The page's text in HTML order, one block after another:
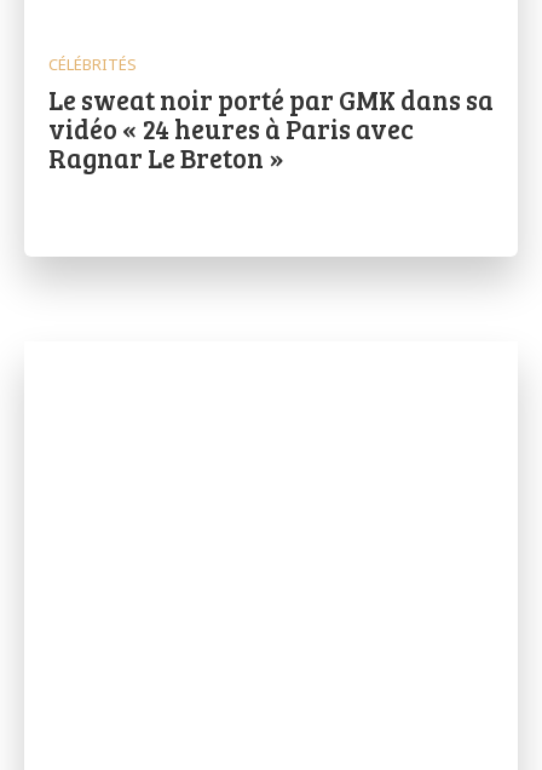
CÉLÉBRITÉS
Le sweat noir porté par GMK dans sa
vidéo « 24 heures à Paris avec
Ragnar Le Breton »